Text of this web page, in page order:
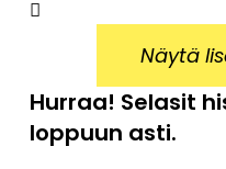
Näytä
Hurraa! Selasit
loppuun asti.